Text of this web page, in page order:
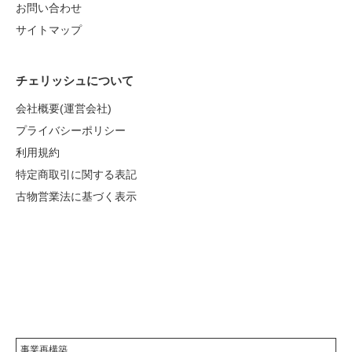
お問い合わせ
サイトマップ
チェリッシュについて
会社概要(運営会社)
プライバシーポリシー
利用規約
特定商取引に関する表記
古物営業法に基づく表示
事業再構築